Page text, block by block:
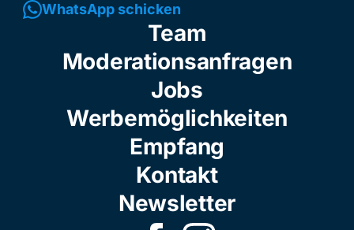
WhatsApp schicken
Team
Moderationsanfragen
Jobs
Werbemöglichkeiten
Empfang
Kontakt
Newsletter